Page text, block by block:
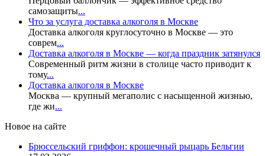
самозащиты...
Что за услуга доставка алкоголя в Москве
Доставка алкоголя круглосуточно в Москве — это
соврем...
Доставка алкоголя в Москве — когда праздник затянулся
Современный ритм жизни в столице часто приводит к
тому...
Доставка алкоголя в Москве
Москва — крупный мегаполис с насыщенной жизнью,
где жи...
Новое на сайте
Брюссельский гриффон: крошечный рыцарь Бельгии